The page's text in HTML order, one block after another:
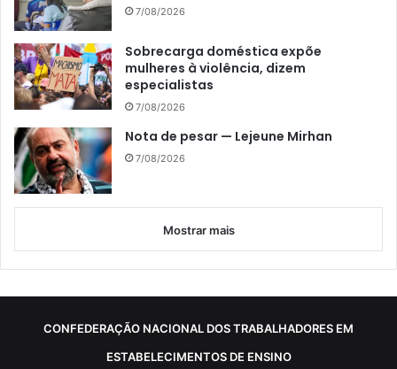
7/08/2026
Sobrecarga doméstica expõe
mulheres à violência, dizem
especialistas
7/08/2026
Nota de pesar — Lejeune Mirhan
7/08/2026
Mostrar mais
CONFEDERAÇÃO NACIONAL DOS TRABALHADORES EM
ESTABELECIMENTOS DE ENSINO